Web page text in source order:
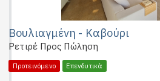
Βουλιαγμένη - Καβούρι
Ρετιρέ Προς Πώληση
Προτεινόμενο Επενδυτικά